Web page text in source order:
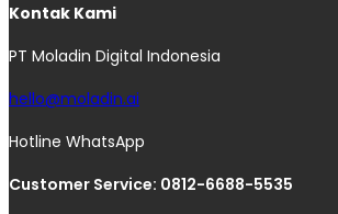
Kontak Kami
PT Moladin Digital Indonesia
hello@moladin.ai
Hotline WhatsApp
Customer Service: 0812-6688-5535